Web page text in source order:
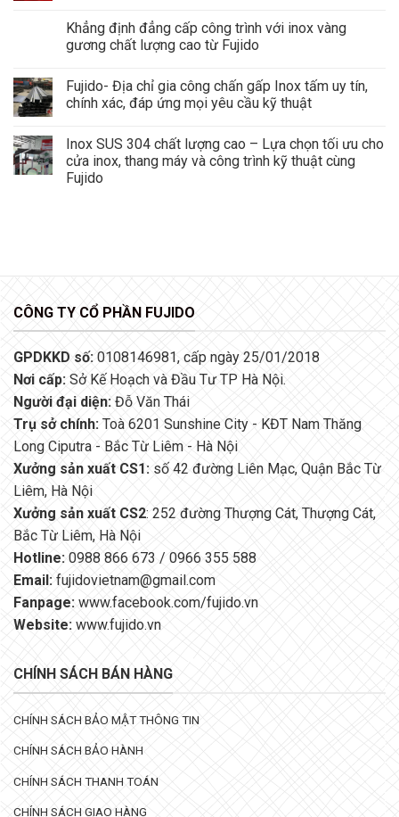
Khẳng định đẳng cấp công trình với inox vàng
gương chất lượng cao từ Fujido
Fujido- Địa chỉ gia công chấn gấp Inox tấm uy tín,
chính xác, đáp ứng mọi yêu cầu kỹ thuật
Inox SUS 304 chất lượng cao – Lựa chọn tối ưu cho
cửa inox, thang máy và công trình kỹ thuật cùng
Fujido
CÔNG TY CỔ PHẦN FUJIDO
GPDKKD số: 0108146981, cấp ngày 25/01/2018
Nơi cấp: Sở Kế Hoạch và Đầu Tư TP Hà Nội.
Người đại diện: Đỗ Văn Thái
Trụ sở chính: Toà 6201 Sunshine City - KĐT Nam Thăng
Long Ciputra - Bắc Từ Liêm - Hà Nội
Xưởng sản xuất CS1: số 42 đường Liên Mạc, Quận Bắc Từ
Liêm, Hà Nội
Xưởng sản xuất CS2: 252 đường Thượng Cát, Thượng Cát,
Bắc Từ Liêm, Hà Nội
Hotline:0988 866 673 / 0966 355 588
Email: fujidovietnam@gmail.com
Fanpage:www.facebook.com/fujido.vn
Website: www.fujido.vn
CHÍNH SÁCH BÁN HÀNG
CHÍNH SÁCH BẢO MẬT THÔNG TIN
CHÍNH SÁCH BẢO HÀNH
CHÍNH SÁCH THANH TOÁN
CHÍNH SÁCH GIAO HÀNG